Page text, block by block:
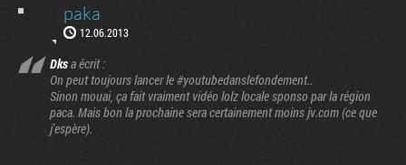
paka
12.06.2013
Dksa écrit :
On peut toujours lancer le #youtubedanslefondement..
Sinon mouai, ça fait vraiment vidéo lolz locale sponso par la région
paca. Mais bon la prochaine sera certainement moins jv.com (ce que
j'espère).